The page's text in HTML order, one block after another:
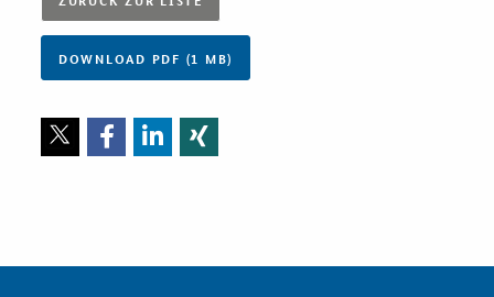
Veranstaltungen
Aktuelle Veranstaltungen
DOWNLOAD PDF (1 MB)